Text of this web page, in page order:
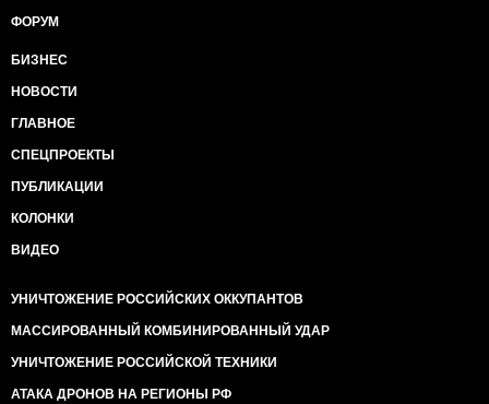
ФОРУМ
БИЗНЕС
НОВОСТИ
ГЛАВНОЕ
СПЕЦПРОЕКТЫ
ПУБЛИКАЦИИ
КОЛОНКИ
ВИДЕО
УНИЧТОЖЕНИЕ РОССИЙСКИХ ОККУПАНТОВ
МАССИРОВАННЫЙ КОМБИНИРОВАННЫЙ УДАР
УНИЧТОЖЕНИЕ РОССИЙСКОЙ ТЕХНИКИ
АТАКА ДРОНОВ НА РЕГИОНЫ РФ